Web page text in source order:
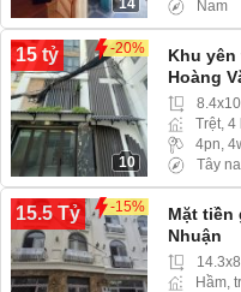
14 Nam
15 tỷ -20%
10
Khu yên
Hoàng
Trệt, 4
4pn,
Tây
15.5 Tỷ -15%
Mặt tiền
Nhuận
Hầm,